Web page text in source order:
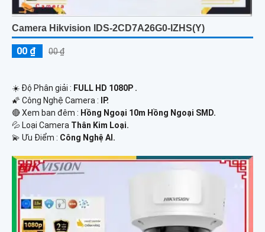
Camera Hikvision IDS-2CD7A26G0-IZHS(Y)
00 ₫ 00 ₫
☀️ Độ Phân giải : FULL HD 1080P .
🌠 Công Nghệ Camera : IP.
🔴 Xem ban đêm : Hồng Ngoại 10m Hồng Ngoại SMD.
💦 Loại Camera Thân Kim Loại.
️💫 Ưu Điểm : Công Nghệ AI.